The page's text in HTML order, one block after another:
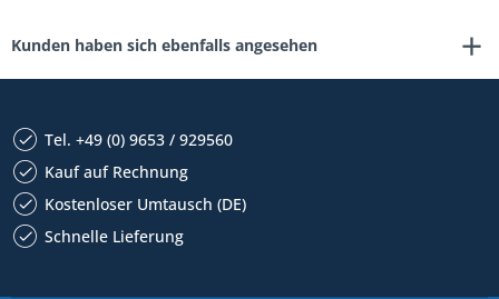
Kunden haben sich ebenfalls angesehen
Tel. +49 (0) 9653 / 929560
Kauf auf Rechnung
Kostenloser Umtausch (DE)
Schnelle Lieferung